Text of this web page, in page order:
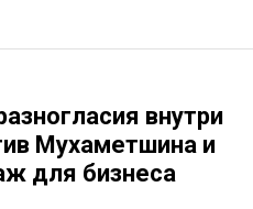
внутри
Мухаметшина и
для бизнеса